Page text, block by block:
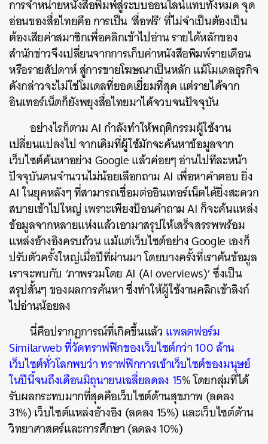
การจำหน่ายหนังสือพิมพ์สู่ระบบออนไลน์แทบทั้งหมด จุด
อ่อนของสื่อไทยคือ การเป็น ‘สื่อฟรี’ ที่ไม่จำเป็นต้องเป็น
ต้องเสียค่าสมาชิกเพื่อคลิกเข้าไปอ่าน รายได้หลักของ
สำนักข่าวจึงเปลี่ยนจากการเก็บค่าหนังสือพิมพ์รายเดือน
หรือรายสัปดาห์ สู่การขายโฆษณาเป็นหลัก แม้โมเดลธุรกิจ
ดังกล่าวจะไม่ใช่โมเดลที่ยอดเยี่ยมที่สุด แต่รายได้จาก
อินเทอร์เน็ตก็ยังพยุงสื่อไทยมาได้จวบจนปัจจุบัน
อย่างไรก็ตาม AI กำลังทำให้พฤติกรรมผู้ใช้งาน
เปลี่ยนแปลงไป จากเดิมที่ผู้ใช้มักจะค้นหาข้อมูลจาก
เว็บไซต์ค้นหาอย่าง Google แล้วค่อยๆ อ่านไปทีละหน้า
ปัจจุบันคนจำนวนไม่น้อยเลือกถาม AI เพื่อหาคำตอบ ยิ่ง
AI ในยุคหลังๆ ที่สามารถเชื่อมต่ออินเทอร์เน็ตได้ยิ่งสะดวก
สบายเข้าไปใหญ่ เพราะเพียงป้อนคำถาม AI ก็จะค้นแหล่ง
ข้อมูลจากหลายแห่งแล้วเอามาสรุปให้เสร็จสรรพพร้อม
แหล่งอ้างอิงครบถ้วน แม้แต่เว็บไซต์อย่าง Google เองก็
ปรับตัวครั้งใหญ่เมื่อปีที่ผ่านมา โดยบางครั้งที่เราค้นข้อมูล
เราจะพบกับ ‘ภาพรวมโดย AI (AI overviews)’ ซึ่งเป็น
สรุปสั้นๆ ของผลการค้นหา ซึ่งทำให้ผู้ใช้งานคลิกเข้าลิงก์
ไปอ่านน้อยลง
นี่คือปรากฏการณ์ที่เกิดขึ้นแล้ว แพลตฟอร์ม
Similarweb ที่วัดทราฟฟิกของเว็บไซต์กว่า 100 ล้าน
เว็บไซต์ทั่วโลกพบว่า ทราฟฟิกการเข้าเว็บไซต์ของมนุษย์
ในปีนี้จนถึงเดือนมิถุนายนเฉลี่ยลดลง 15% โดยกลุ่มที่ได้
รับผลกระทบมากที่สุดคือเว็บไซต์ด้านสุขภาพ (ลดลง
31%) เว็บไซต์แหล่งอ้างอิง (ลดลง 15%) และเว็บไซต์ด้าน
วิทยาศาสตร์และการศึกษา (ลดลง 10%)
ค้นหา
SHARE TWEET LINE EMAIL